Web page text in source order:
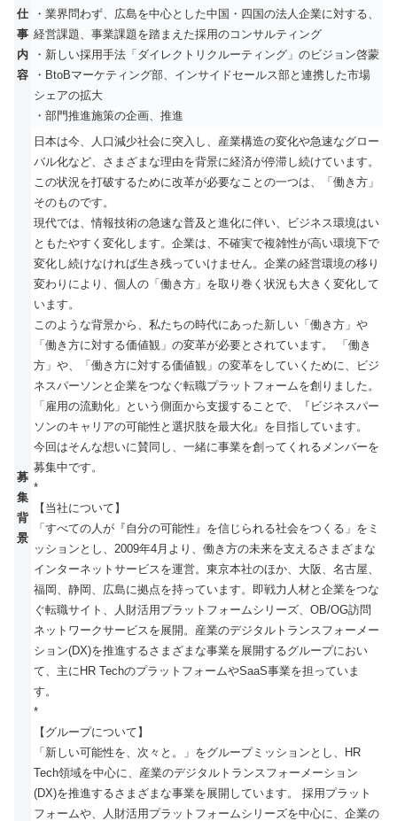
仕
事
内
容
・業界問わず、広島を中心とした中国・四国の法人企業に対する、
経営課題、事業課題を踏まえた採用のコンサルティング
・新しい採用手法「ダイレクトリクルーティング」のビジョン啓蒙
・BtoBマーケティング部、インサイドセールス部と連携した市場
シェアの拡大
・部門推進施策の企画、推進
募
集
背
景
日本は今、人口減少社会に突入し、産業構造の変化や急速なグロー
バル化など、さまざまな理由を背景に経済が停滞し続けています。
この状況を打破するために改革が必要なことの一つは、「働き方」
そのものです。
現代では、情報技術の急速な普及と進化に伴い、ビジネス環境はい
ともたやすく変化します。企業は、不確実で複雑性が高い環境下で
変化し続けなければ生き残っていけません。企業の経営環境の移り
変わりにより、個人の「働き方」を取り巻く状況も大きく変化して
います。
このような背景から、私たちの時代にあった新しい「働き方」や
「働き方に対する価値観」の変革が必要とされています。 「働き
方」や、「働き方に対する価値観」の変革をしていくために、ビジ
ネスパーソンと企業をつなぐ転職プラットフォームを創りました。
「雇用の流動化」という側面から支援することで、『ビジネスパー
ソンのキャリアの可能性と選択肢を最大化』を目指しています。
今回はそんな想いに賛同し、一緒に事業を創ってくれるメンバーを
募集中です。
*
【当社について】
「すべての人が『自分の可能性』を信じられる社会をつくる」をミ
ッションとし、2009年4月より、働き方の未来を支えるさまざまな
インターネットサービスを運営。東京本社のほか、大阪、名古屋、
福岡、静岡、広島に拠点を持っています。即戦力人材と企業をつな
ぐ転職サイト、人財活用プラットフォームシリーズ、OB/OG訪問
ネットワークサービスを展開。産業のデジタルトランスフォーメー
ション(DX)を推進するさまざまな事業を展開するグループにおい
て、主にHR TechのプラットフォームやSaaS事業を担っていま
す。
*
【グループについて】
「新しい可能性を、次々と。」をグループミッションとし、HR
Tech領域を中心に、産業のデジタルトランスフォーメーション
(DX)を推進するさまざまな事業を展開しています。 採用プラット
フォームや、人財活用プラットフォームシリーズを中心に、企業の